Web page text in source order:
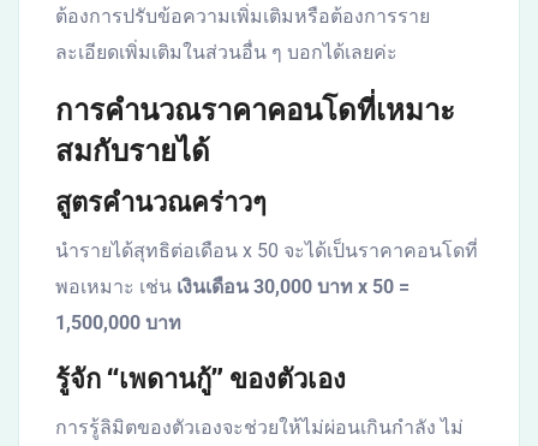
ต้องการปรับข้อความเพิ่มเติมหรือต้องการราย
ละเอียดเพิ่มเติมในส่วนอื่น ๆ บอกได้เลยค่ะ
การคำนวณราคาคอนโดที่เหมาะ
สมกับรายได้
สูตรคำนวณคร่าวๆ
นำรายได้สุทธิต่อเดือน x 50 จะได้เป็นราคาคอนโดที่
พอเหมาะ เช่น เงินเดือน 30,000 บาท x 50 =
1,500,000 บาท
รู้จัก “เพดานกู้” ของตัวเอง
การรู้ลิมิตของตัวเองจะช่วยให้ไม่ผ่อนเกินกำลัง ไม่